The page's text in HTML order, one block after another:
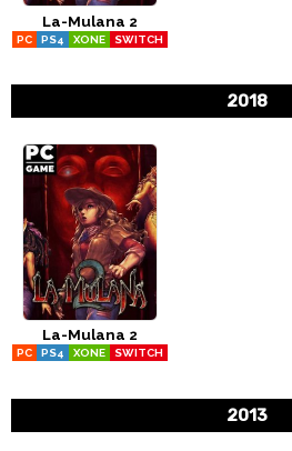
La-Mulana 2
PC PS4 XONE SWITCH
2018
La-Mulana 2
PC PS4 XONE SWITCH
2013